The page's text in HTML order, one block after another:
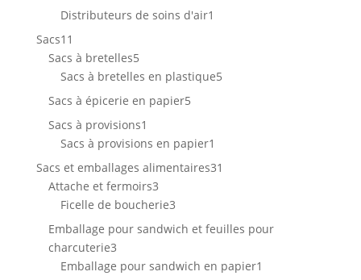
Distributeurs de soins d'air1
Sacs11
produits
Sacs à bretelles55
produits
Sacs à bretelles en plastique55
Sacs à épicerie en papier55
Sacs à provisions1
produit
Sacs à provisions en papier1
produit
Sacs et emballages alimentaires31
Attache et fermoirs33
produits
Ficelle de boucherie33
produits
Emballage pour sandwich et feuilles pour
charcuterie33
produits
Emballage pour sandwich en papier1